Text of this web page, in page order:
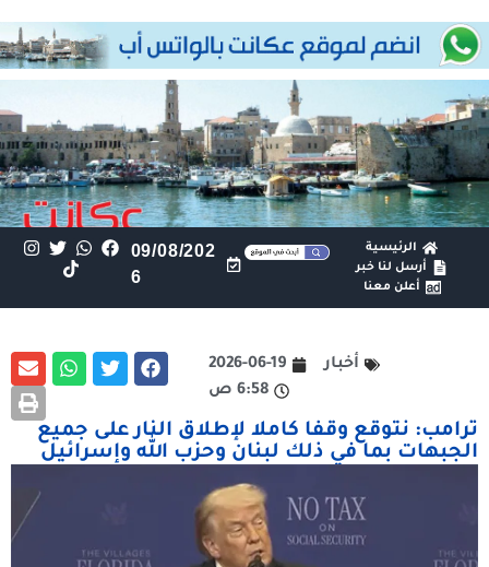
الرئيسية
أرسل لنا خبر
أعلن معنا
09/08/202
6
أخبار
2026-06-19
6:58 ص
ترامب: نتوقع وقفا كاملا لإطلاق النار على جميع
الجبهات بما في ذلك لبنان وحزب الله وإسرائيل